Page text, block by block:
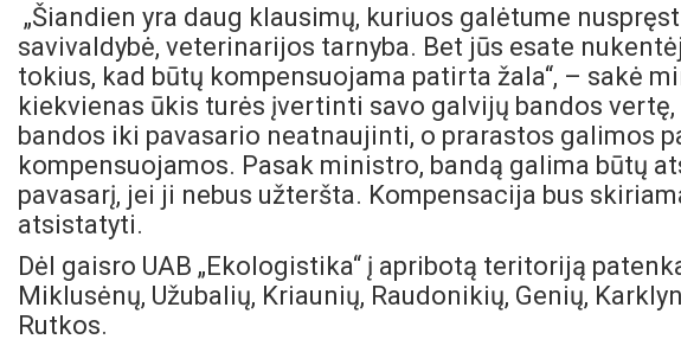
„Šiandien yra daug klausimų, kuriuos galėtume
savivaldybė, veterinarijos tarnyba. Bet jūs esate
tokius, kad būtų kompensuojama patirta žala“, – sakė
kiekvienas ūkis turės įvertinti savo galvijų bandos
bandos iki pavasario neatnaujinti, o prarastos galimos
kompensuojamos. Pasak ministro, bandą galima būtų
pavasarį, jei ji nebus užteršta. Kompensacija bus
atsistatyti.
Dėl gaisro UAB „Ekologistika“ į apribotą teritoriją
Miklusėnų, Užubalių, Kriaunių, Raudonikių, Genių,
Rutkos.